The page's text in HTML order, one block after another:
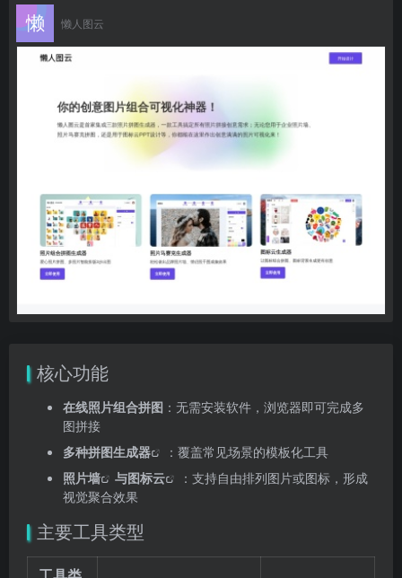
懒人图云
核心功能
在线照片组合拼图 ：无需安装软件，浏览器即可完成多
图拼接
多种拼图生成器
：覆盖常见场景的模板化工具
照片墙
与图标云
：支持自由排列图片或图标，形成
视觉聚合效果
主要工具类型